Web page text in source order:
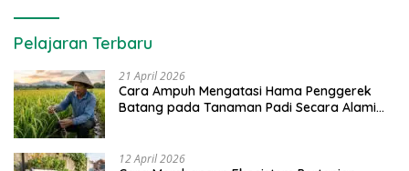
Pelajaran Terbaru
21 April 2026
Cara Ampuh Mengatasi Hama Penggerek
Batang pada Tanaman Padi Secara Alami
12 April 2026